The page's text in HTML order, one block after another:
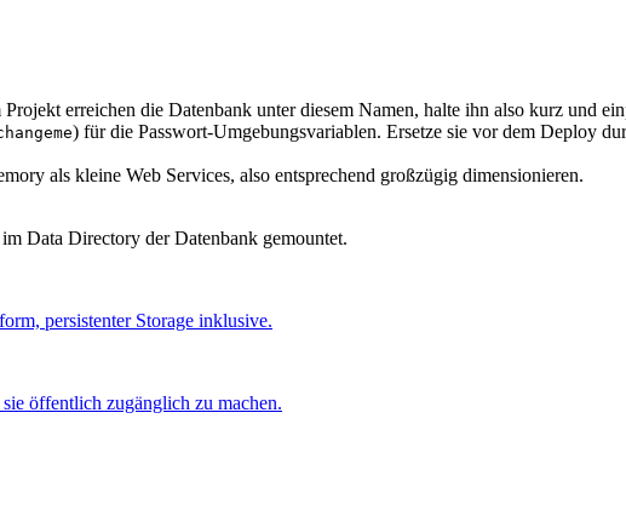
erreichen die Datenbank unter diesem Namen, halte ihn also kurz und
) für die Passwort-Umgebungsvariablen. Ersetze sie vor dem Deploy
als kleine Web Services, also entsprechend großzügig dimensionieren.
Data Directory der Datenbank gemountet.
persistenter Storage inklusive.
öffentlich zugänglich zu machen.